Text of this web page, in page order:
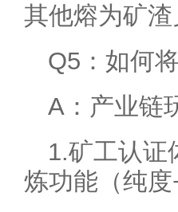
其他熔为矿渣
Q5：如何
A：产业链
1.矿工认证
炼功能（纯度